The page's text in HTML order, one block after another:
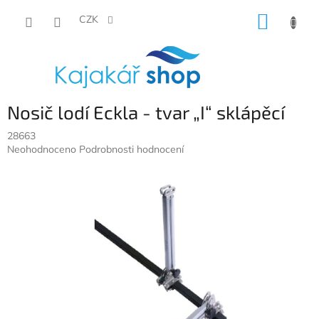
CZK
Nosič lodí Eckla - tvar „I“ sklápěcí
28663
Průměrné
Neohodnoceno Podrobnosti hodnocení